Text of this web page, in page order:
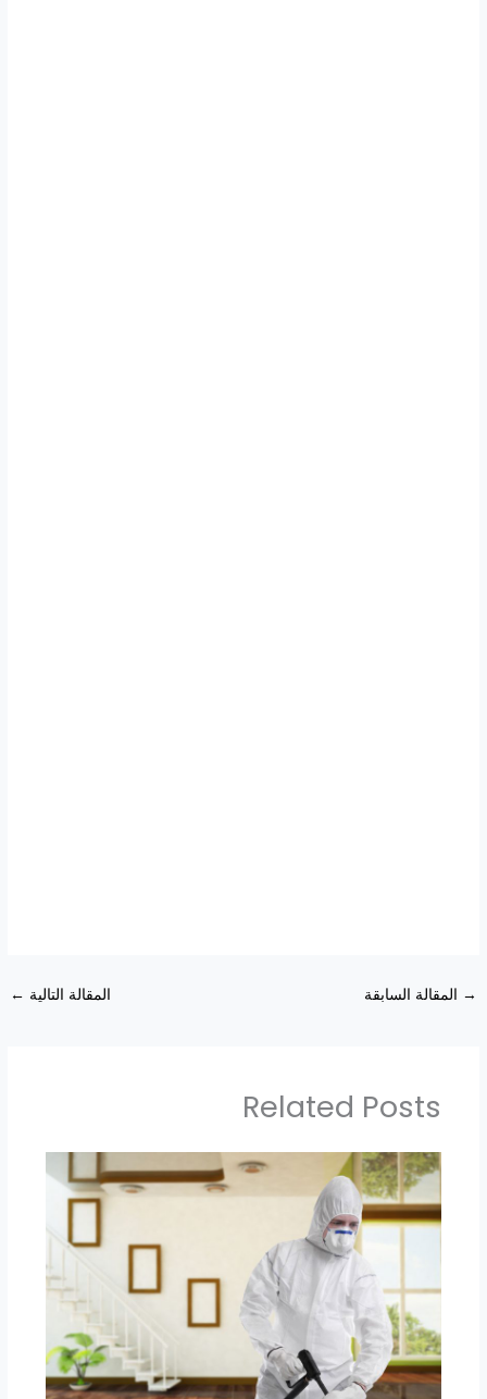
→ المقالة السابقة المقالة التالية ←
Related Posts